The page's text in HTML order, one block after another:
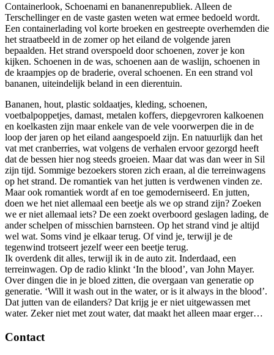
Containerlook, Schoenami en bananenrepubliek. Alleen de
Terschellinger en de vaste gasten weten wat ermee bedoeld wordt.
Een containerlading vol korte broeken en gestreepte overhemden die
het straatbeeld in de zomer op het eiland de volgende jaren
bepaalden. Het strand overspoeld door schoenen, zover je kon
kijken. Schoenen in de was, schoenen aan de waslijn, schoenen in
de kraampjes op de braderie, overal schoenen. En een strand vol
bananen, uiteindelijk beland in een dierentuin.
Bananen, hout, plastic soldaatjes, kleding, schoenen,
voetbalpoppetjes, damast, metalen koffers, diepgevroren kalkoenen
en koelkasten zijn maar enkele van de vele voorwerpen die in de
loop der jaren op het eiland aangespoeld zijn. En natuurlijk dan het
vat met cranberries, wat volgens de verhalen ervoor gezorgd heeft
dat de bessen hier nog steeds groeien. Maar dat was dan weer in Sil
zijn tijd. Sommige bezoekers storen zich eraan, al die terreinwagens
op het strand. De romantiek van het jutten is verdwenen vinden ze.
Maar ook romantiek wordt af en toe gemoderniseerd. En jutten,
doen we het niet allemaal een beetje als we op strand zijn? Zoeken
we er niet allemaal iets? De een zoekt overboord geslagen lading, de
ander schelpen of misschien barnsteen. Op het strand vind je altijd
wel wat. Soms vind je elkaar terug. Of vind je, terwijl je de
tegenwind trotseert jezelf weer een beetje terug.
Ik overdenk dit alles, terwijl ik in de auto zit. Inderdaad, een
terreinwagen. Op de radio klinkt ‘In the blood’, van John Mayer.
Over dingen die in je bloed zitten, die overgaan van generatie op
generatie. ‘Will it wash out in the water, or is it always in the blood’.
Dat jutten van de eilanders? Dat krijg je er niet uitgewassen met
water. Zeker niet met zout water, dat maakt het alleen maar erger…
Contact